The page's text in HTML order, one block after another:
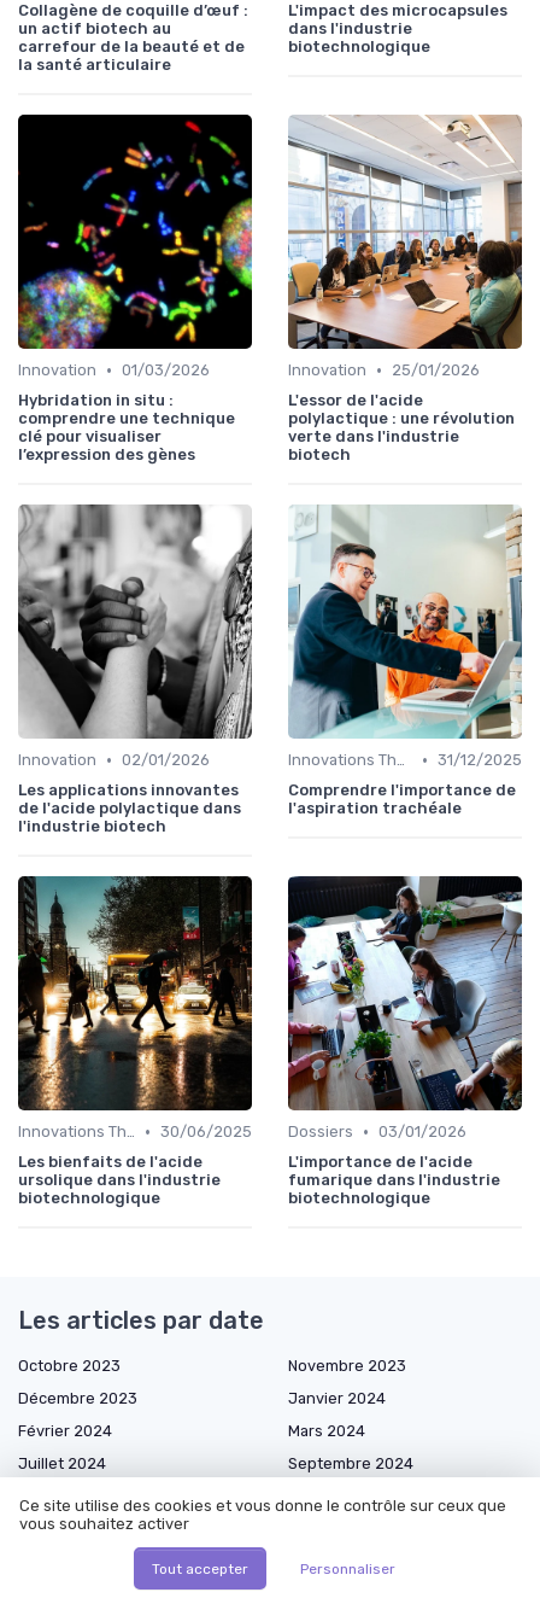
Collagène de coquille d’œuf :
un actif biotech au
carrefour de la beauté et de
la santé articulaire
L'impact des microcapsules
dans l'industrie
biotechnologique
Innovation • 01/03/2026
Hybridation in situ :
comprendre une technique
clé pour visualiser
l’expression des gènes
Innovation •
25/01/2026
L'essor de l'acide
polylactique : une révolution
verte dans l'industrie
biotech
Innovation • 02/01/2026
Les applications innovantes
de l'acide polylactique dans
l'industrie biotech
Innovations Thérapeutiques • 31/12/2025
Comprendre l'importance de
l'aspiration trachéale
Innovations Thérapeutiques • 30/06/2025
Les bienfaits de l'acide
ursolique dans l'industrie
biotechnologique
Dossiers • 03/01/2026
L'importance de l'acide
fumarique dans l'industrie
biotechnologique
Les articles par date
Octobre 2023
Novembre 2023
Décembre 2023
Janvier 2024
Février 2024
Mars 2024
Juillet 2024
Septembre 2024
Octobre 2024
Novembre 2024
Décembre 2024
Mars 2025
Ce site utilise des cookies et vous donne le contrôle sur ceux que
vous souhaitez activer
Tout accepter Personnaliser